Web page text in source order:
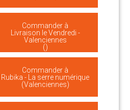
Commander à
Livraison le Vendredi -
Valenciennes
()
Commander à
Rubika - La serre numérique
(Valenciennes)